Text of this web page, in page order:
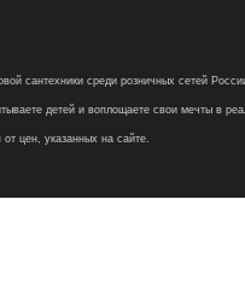
сантехники среди розничных сетей
детей и воплощаете свои мечты в
от цен, указанных на сайте.